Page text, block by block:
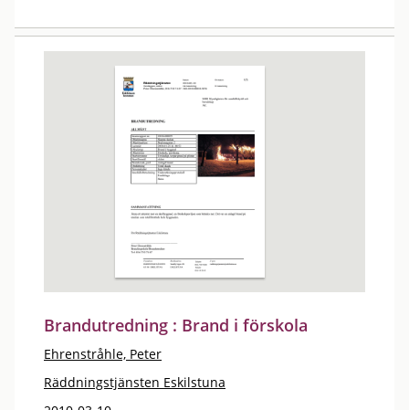
Brandutredning : Brand i förskola
Ehrenstråhle, Peter
Räddningstjänsten Eskilstuna